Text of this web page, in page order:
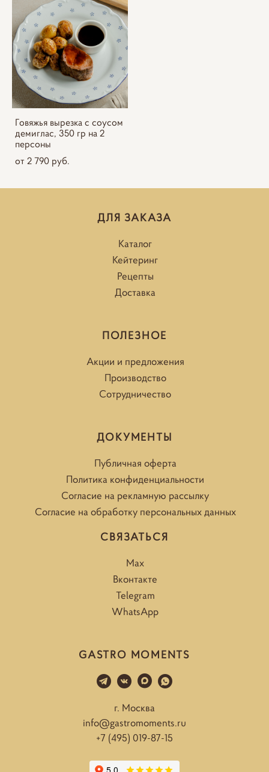
Говяжья вырезка с соусом
демиглас, 350 гр на 2
персоны
от 2 790 pуб.
ДЛЯ ЗАКАЗА
Каталог
Кейтеринг
Рецепты
Доставка
ПОЛЕЗНОЕ
Акции и предложения
Производство
Сотрудничество
ДОКУМЕНТЫ
Публичная оферта
Политика конфиденциальности
Согласие на рекламную рассылку
Согласие на обработку персональных данных
СВЯЗАТЬСЯ
Max
Вконтакте
Telegram
WhatsApp
GASTRO MOMENTS
г. Москва
info@gastromoments.ru
+7 (495) 019-87-15